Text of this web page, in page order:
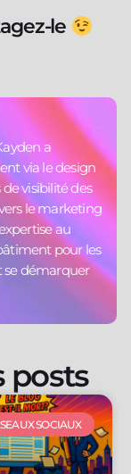
le
a
via le design
visibilité des
le marketing
au
pour les
se démarquer
posts
SOCIAUX